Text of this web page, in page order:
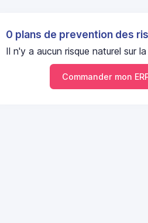
0 plans de prevention des
Il n'y a aucun risque naturel sur
Commander mon